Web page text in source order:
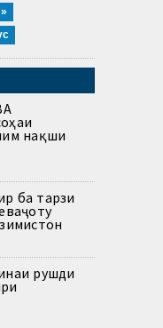
нақши
ба тарзи
рушди